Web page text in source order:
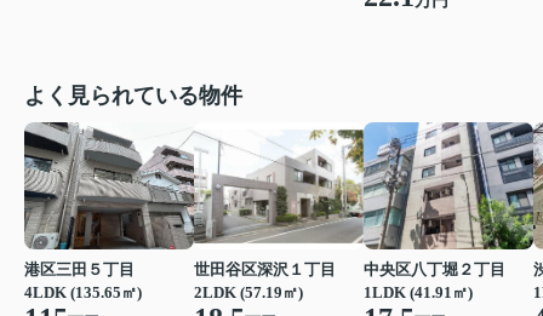
よく見られている物件
港区三田５丁目
4LDK (135.65㎡)
世田谷区深沢１丁目
2LDK (57.19㎡)
中央区八丁堀２丁目
1LDK (41.91㎡)